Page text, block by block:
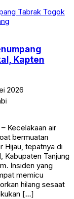
Kapten
2026
Kecelakaan air
bermuatan
Hijau, tepatnya di
Kabupaten Tanjung
Insiden yang
memicu
hilang sesaat
[…]